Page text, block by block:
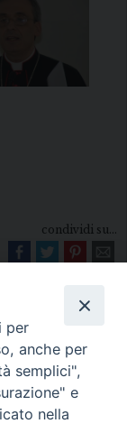
condividi su...
per
anche per
semplici",
e
nella